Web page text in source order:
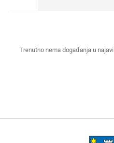
Trenutno nema događanja u najavi